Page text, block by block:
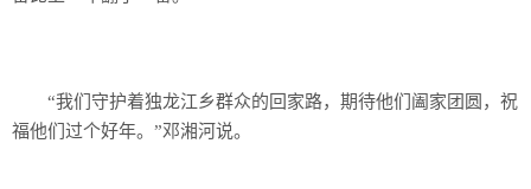
“我们守护着独龙江乡群众的回家路，期待他们阖家团圆，祝
福他们过个好年。”邓湘河说。